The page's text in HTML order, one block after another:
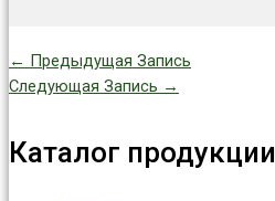
Каталог продукции
← Предыдущая Запись
Следующая Запись →